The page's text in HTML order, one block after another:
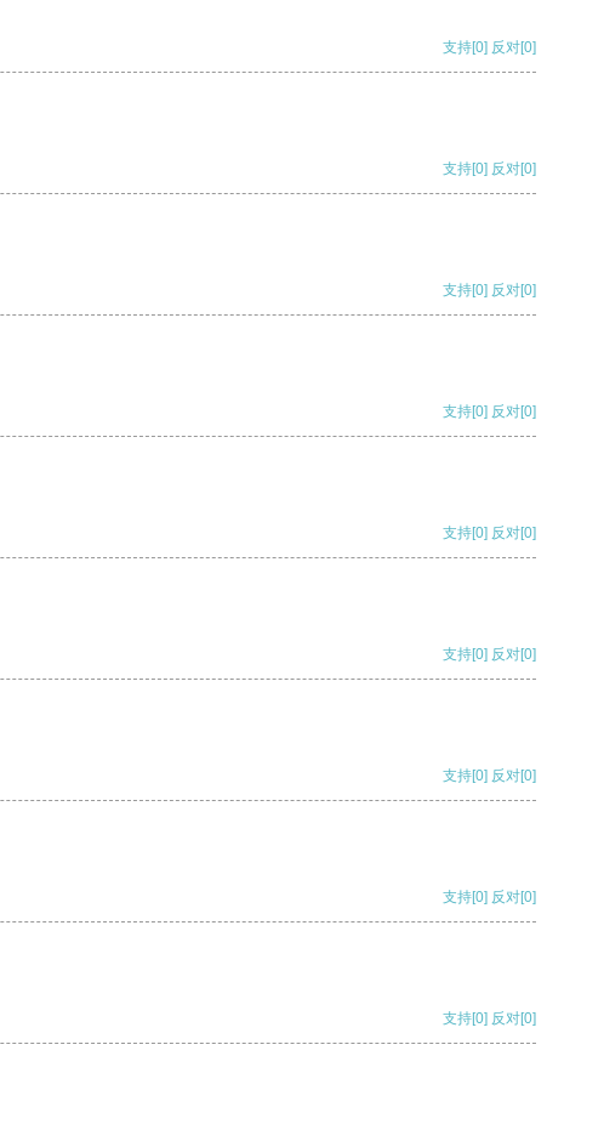
支持[0] 反对[0]
支持[0] 反对[0]
支持[0] 反对[0]
支持[0] 反对[0]
支持[0] 反对[0]
支持[0] 反对[0]
支持[0] 反对[0]
支持[0] 反对[0]
支持[0] 反对[0]